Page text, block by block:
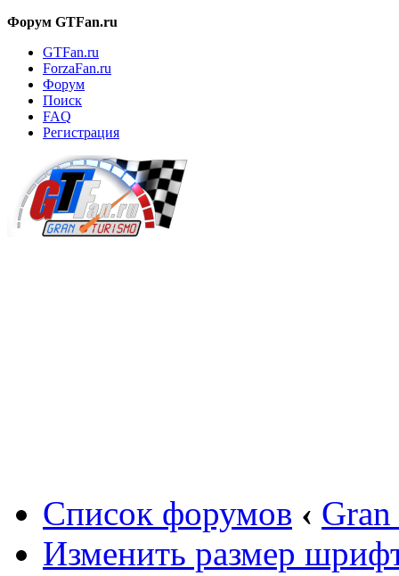
Форум GTFan.ru
GTFan.ru
ForzaFan.ru
Форум
Поиск
FAQ
Регистрация
Список форумов ‹
Изменить размер